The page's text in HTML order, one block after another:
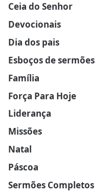
Ceia do Senhor
Devocionais
Dia dos pais
Esboços de sermões
Família
Força Para Hoje
Liderança
Missões
Natal
Páscoa
Sermões Completos